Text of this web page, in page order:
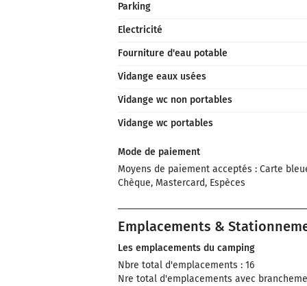
Parking
Electricité
Fourniture d'eau potable
Vidange eaux usées
Vidange wc non portables
Vidange wc portables
Mode de paiement
Moyens de paiement acceptés : Carte
Chèque, Mastercard, Espèces
Emplacements &
Les emplacements du camping
Nbre total d'emplacements : 16
Nre total d'emplacements avec